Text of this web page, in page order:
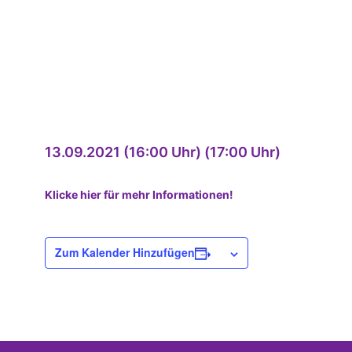
13.09.2021 (16:00 Uhr) (17:00 Uhr)
Klicke hier für mehr Informationen!
Zum Kalender Hinzufügen